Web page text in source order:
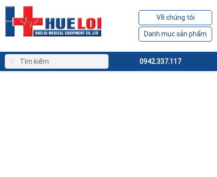
Về chúng tôi
Danh mục sản phẩm
0942.337.117